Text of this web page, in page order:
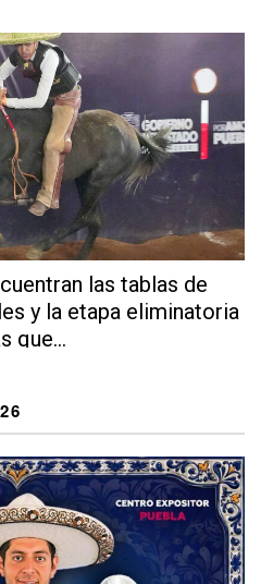
las tablas de
y la etapa eliminatoria
que...